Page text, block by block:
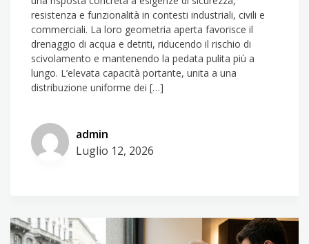
resistenza e funzionalità in contesti industriali, civili e
commerciali. La loro geometria aperta favorisce il
drenaggio di acqua e detriti, riducendo il rischio di
scivolamento e mantenendo la pedata pulita più a
lungo. L’elevata capacità portante, unita a una
distribuzione uniforme dei […]
admin
Luglio 12, 2026